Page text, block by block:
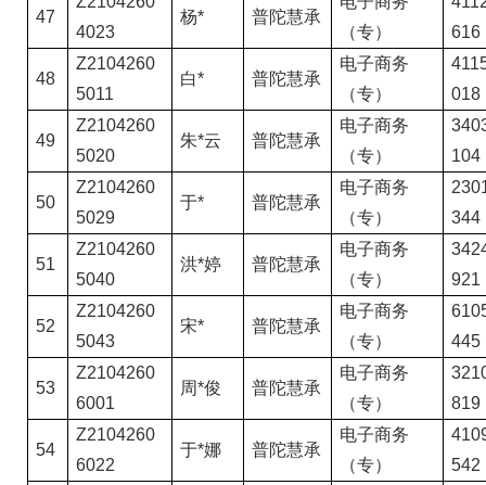
47
4023
杨* 普陀慧承
（专）
616
48
Z2104260
5011
白* 普陀慧承
电子商务
（专）
018
49
Z2104260
5020
朱*云 普陀慧承
电子商务
（专）
104
50
Z2104260
5029
于* 普陀慧承
电子商务
（专）
344
51
Z2104260
5040
洪*婷 普陀慧承
电子商务
（专）
921
52
Z2104260
5043
宋* 普陀慧承
电子商务
（专）
445
53
Z2104260
6001
周*俊 普陀慧承
电子商务
（专）
819
54
Z2104260
6022
于*娜 普陀慧承
电子商务
（专）
542